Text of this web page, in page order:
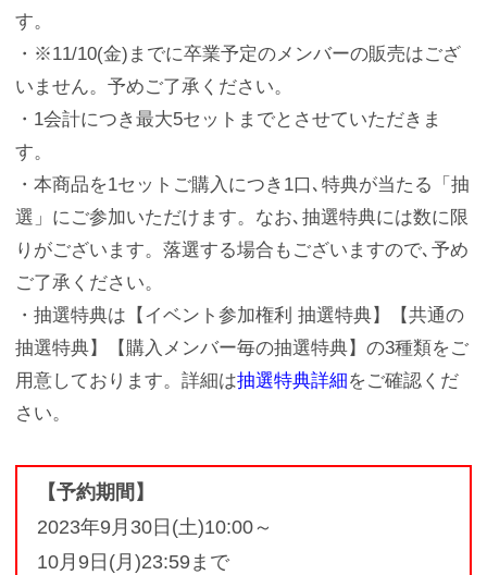
す。
・※11/10(金)までに卒業予定のメンバーの販売はござ
いません。予めご了承ください。
・1会計につき最大5セットまでとさせていただきま
す。
・本商品を1セットご購入につき1口､特典が当たる「抽
選」にご参加いただけます。なお､抽選特典には数に限
りがございます。落選する場合もございますので､予め
ご了承ください。
・抽選特典は【イベント参加権利 抽選特典】【共通の
抽選特典】【購入メンバー毎の抽選特典】の3種類をご
用意しております。詳細は抽選特典詳細をご確認くだ
さい。
【予約期間】
2023年9月30日(土)10:00～
10月9日(月)23:59まで